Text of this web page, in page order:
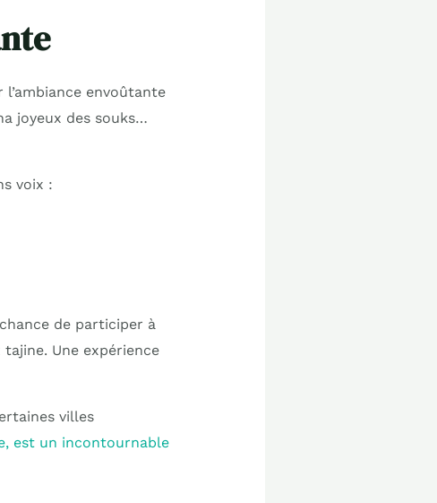
envoûtante
joyeux des souks…
voix :
de participer à
Une expérience
villes
est un incontournable